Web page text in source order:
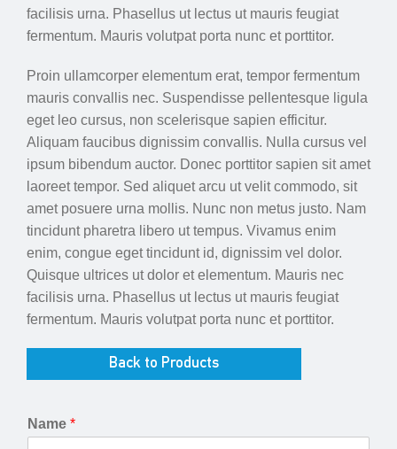
facilisis urna. Phasellus ut lectus ut mauris feugiat
fermentum. Mauris volutpat porta nunc et porttitor.
Proin ullamcorper elementum erat, tempor fermentum
mauris convallis nec. Suspendisse pellentesque ligula
eget leo cursus, non scelerisque sapien efficitur.
Aliquam faucibus dignissim convallis. Nulla cursus vel
ipsum bibendum auctor. Donec porttitor sapien sit amet
laoreet tempor. Sed aliquet arcu ut velit commodo, sit
amet posuere urna mollis. Nunc non metus justo. Nam
tincidunt pharetra libero ut tempus. Vivamus enim
enim, congue eget tincidunt id, dignissim vel dolor.
Quisque ultrices ut dolor et elementum. Mauris nec
facilisis urna. Phasellus ut lectus ut mauris feugiat
fermentum. Mauris volutpat porta nunc et porttitor.
Back to Products
Name *